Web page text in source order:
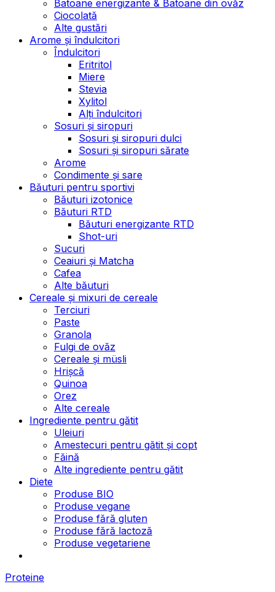
Batoane energizante & Batoane din ovăz
Ciocolată
Alte gustări
Arome și îndulcitori
Îndulcitori
Eritritol
Miere
Stevia
Xylitol
Alți îndulcitori
Sosuri și siropuri
Sosuri și siropuri dulci
Sosuri și siropuri sărate
Arome
Condimente și sare
Băuturi pentru sportivi
Băuturi izotonice
Băuturi RTD
Băuturi energizante RTD
Shot-uri
Sucuri
Ceaiuri și Matcha
Cafea
Alte băuturi
Cereale și mixuri de cereale
Terciuri
Paste
Granola
Fulgi de ovăz
Cereale și müsli
Hrișcă
Quinoa
Orez
Alte cereale
Ingrediente pentru gătit
Uleiuri
Amestecuri pentru gătit și copt
Făină
Alte ingrediente pentru gătit
Diete
Produse BIO
Produse vegane
Produse fără gluten
Produse fără lactoză
Produse vegetariene
Proteine